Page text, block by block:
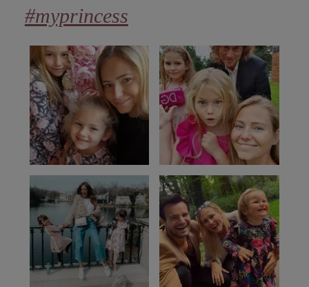
#myprincess